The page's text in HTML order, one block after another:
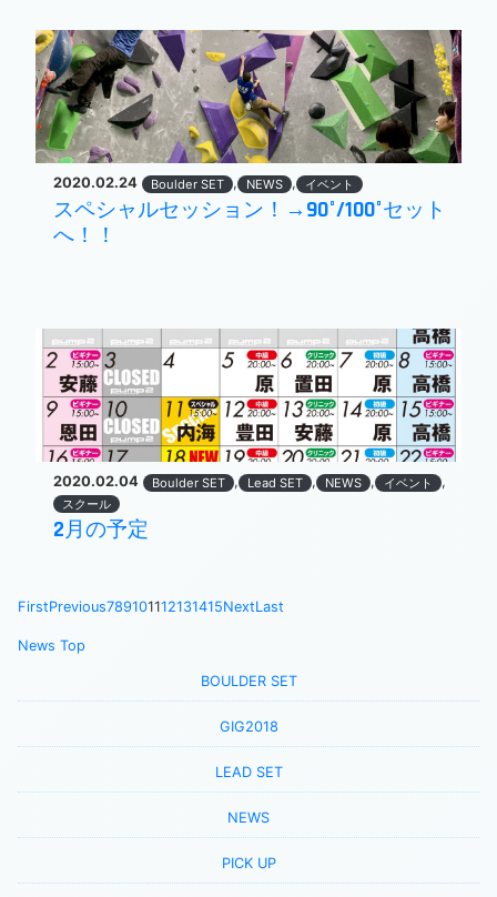
2020.02.24 Boulder SET , NEWS , イベント
スペシャルセッション！→90°/100°セット
へ！！
2020.02.04 Boulder SET , Lead SET , NEWS , イベント ,
スクール
2月の予定
FirstPrevious789101112131415NextLast
News Top
BOULDER SET
GIG2018
LEAD SET
NEWS
PICK UP